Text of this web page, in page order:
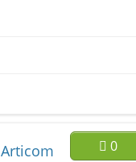
0
Articom